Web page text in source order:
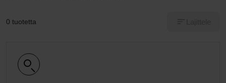
0 tuotetta